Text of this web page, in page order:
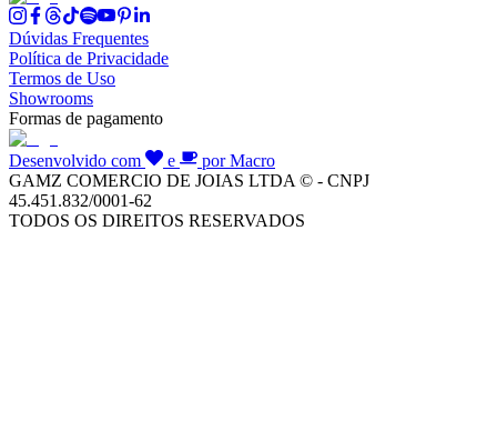
Dúvidas Frequentes
Política de Privacidade
Termos de Uso
Showrooms
Formas de pagamento
Desenvolvido com e
por Macro
GAMZ COMERCIO DE JOIAS LTDA © - CNPJ
45.451.832/0001-62
TODOS OS DIREITOS RESERVADOS